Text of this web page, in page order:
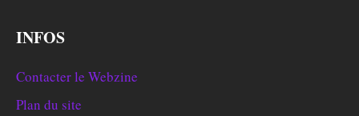
INFOS
Contacter le Webzine
Plan du site